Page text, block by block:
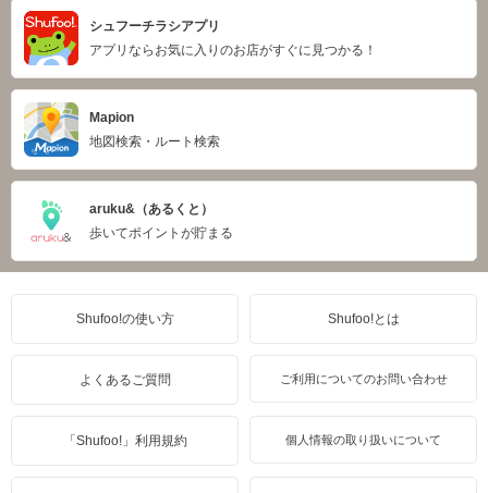
シュフーチラシアプリ
アプリならお気に入りのお店がすぐに見つかる！
Mapion
地図検索・ルート検索
aruku&（あるくと）
歩いてポイントが貯まる
Shufoo!の使い方 Shufoo!とは
よくあるご質問 ご利用についてのお問い合わせ
「Shufoo!」利用規約 個人情報の取り扱いについて